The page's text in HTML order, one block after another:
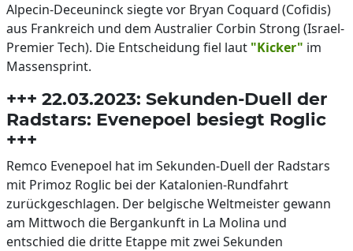
Alpecin-Deceuninck siegte vor Bryan Coquard (Cofidis)
aus Frankreich und dem Australier Corbin Strong (Israel-
Premier Tech). Die Entscheidung fiel laut "Kicker" im
Massensprint.
+++ 22.03.2023: Sekunden-Duell der
Radstars: Evenepoel besiegt Roglic
+++
Remco Evenepoel hat im Sekunden-Duell der Radstars
mit Primoz Roglic bei der Katalonien-Rundfahrt
zurückgeschlagen. Der belgische Weltmeister gewann
am Mittwoch die Bergankunft in La Molina und
entschied die dritte Etappe mit zwei Sekunden